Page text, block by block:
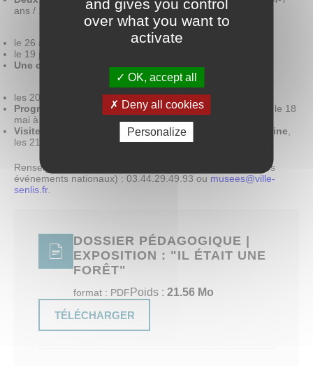
ans / 14h30 pour les 8-12 ans :
le 26 avril : « Mon ami imaginaire »
le 19 juillet : « Créature de rêve »
Une conférence spécifique lors des Semaines de l’art
les 20 et 21 juin : « Les créatures dans l’art »
Programmation spécifique lors de la Nuit des musées,
le 18
mai à 18h
Visite libre lors des Journées européennes du patrimoine,
les 21 et 22 septembre
Renseignements et réservations (conseillées, sauf pour les
événements nationaux) : 03.44.29.49.93 ou musees@ville-
senlis.fr.
DOSSIER PÉDAGOGIQUE |
EXPOSITION : "IL ÉTAIT UNE
FORÊT"
format : PDF Poids : 21.56 Mo
TÉLÉCHARGER
and gives you control
over what you want to
activate
OK, accept all
Deny all cookies
Personalize